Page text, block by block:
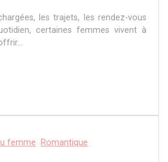
les trajets, les rendez-vous
certaines femmes vivent à
femme Romantique